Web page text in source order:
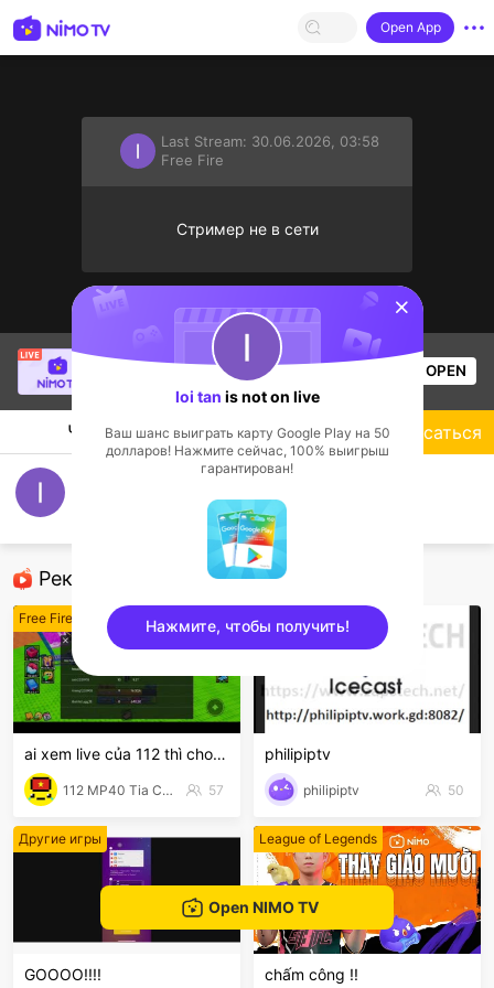
Open App
Last Stream: 30.06.2026, 03:58
Free Fire
Стример не в сети
Trần Quang
is live!
OPEN
Чат Стример
loi tan's Live Channel
Рекомендованные стримеры
Free Fire
ai xem live của 112 thì cho 112 1 follow với nha
112 MP40 Tia Chớp Tử 57
philipiptv
philipiptv 50
Другие игры
GOOOO!!!!
League of Legends
chấm công !!
Подписаться
Open NIMO TV
sentinelStart
loi tan is not on live
Ваш шанс выиграть карту Google Play на 50
долларов! Нажмите сейчас, 100% выигрыш
гарантирован!
Нажмите, чтобы получить!
sentinelEnd